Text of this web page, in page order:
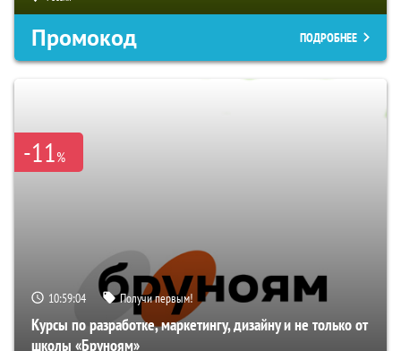
Промокод ПОДРОБНЕЕ
-11%
10:59:03 Получи первым!
Курсы по разработке, маркетингу, дизайну и не только от
школы «Бруноям»